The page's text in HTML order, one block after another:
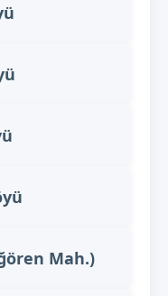
Mah.)